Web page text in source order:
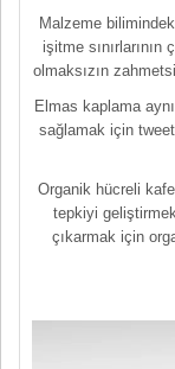
Malzeme
işitme
olmaksızın
Elmas kaplama
sağlamak için
Organik hücreli
tepkiyi
çıkarmak için